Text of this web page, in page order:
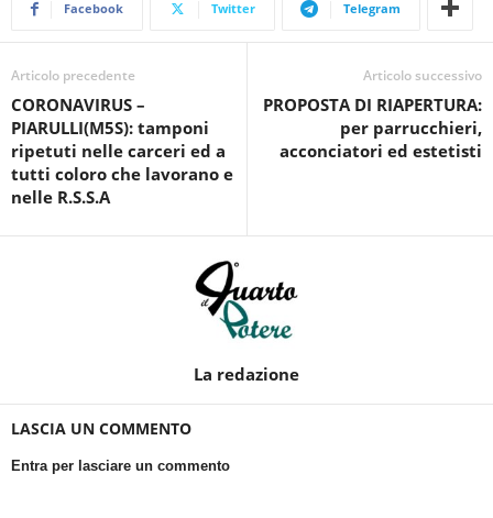
Facebook Twitter Telegram
Articolo precedente
CORONAVIRUS –
PIARULLI(M5S): tamponi
ripetuti nelle carceri ed a
tutti coloro che lavorano e
nelle R.S.S.A
Articolo successivo
PROPOSTA DI RIAPERTURA:
per parrucchieri,
acconciatori ed estetisti
La redazione
LASCIA UN COMMENTO
Entra per lasciare un commento